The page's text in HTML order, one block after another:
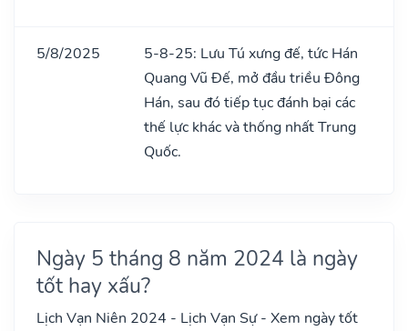
5/8/2025
5-8-25: Lưu Tú xưng đế, tức Hán
Quang Vũ Đế, mở đầu triều Đông
Hán, sau đó tiếp tục đánh bại các
thế lực khác và thống nhất Trung
Quốc.
Ngày 5 tháng 8 năm 2024 là ngày
tốt hay xấu?
Lịch Vạn Niên 2024 - Lịch Vạn Sự - Xem ngày tốt